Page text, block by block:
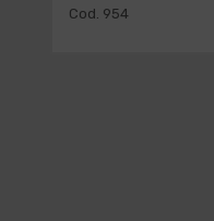
Cod. 954